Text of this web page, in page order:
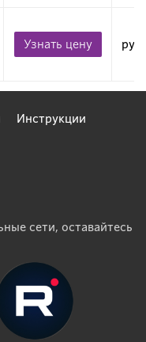
Узнать цену рул
Инструкции
сети, оставайтесь